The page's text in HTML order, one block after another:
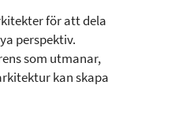
för att dela
perspektiv.
som utmanar,
kan skapa